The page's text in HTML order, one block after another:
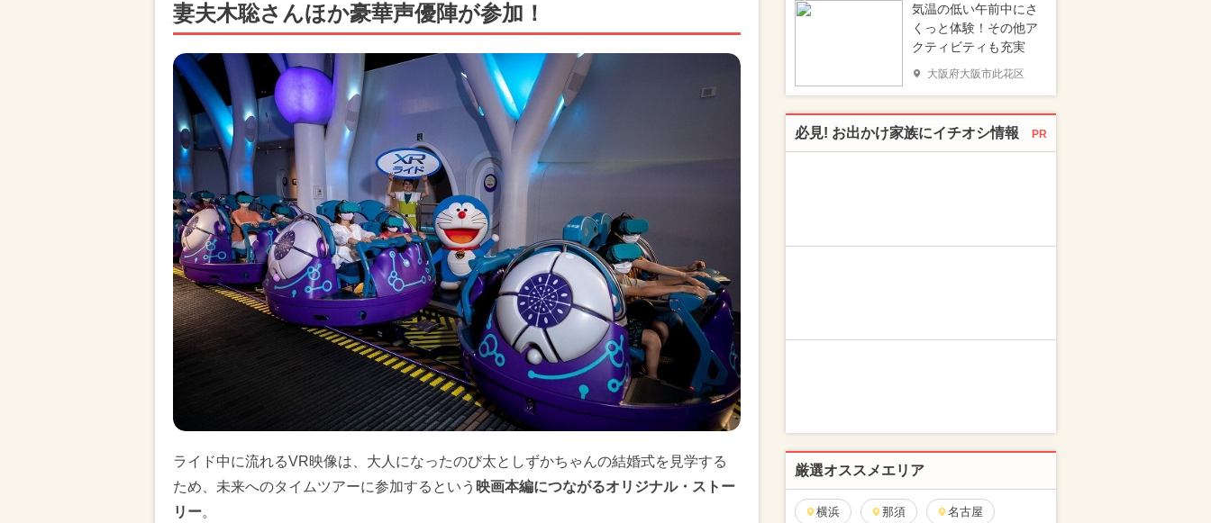
妻夫木聡さんほか豪華声優陣が参加！
ライド中に流れるVR映像は、大人になったのび太としずかちゃんの結婚式を見学する
ため、未来へのタイムツアーに参加するという 映画本編につながるオリジナル・ストー
リー。
気温の低い午前中にさ
くっと体験！その他ア
クティビティも充実
大阪府大阪市此花区
必見! お出かけ家族にイチオシ情報 PR
厳選オススメエリア
横浜 那須 名古屋